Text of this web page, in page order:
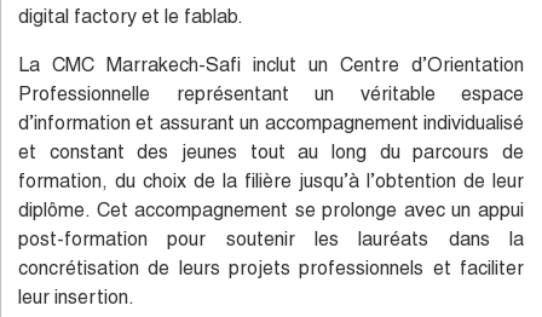
digital factory et le fablab.
La CMC Marrakech-Safi inclut un Centre d’Orientation
Professionnelle représentant un véritable espace
d’information et assurant un accompagnement individualisé
et constant des jeunes tout au long du parcours de
formation, du choix de la filière jusqu’à l’obtention de leur
diplôme. Cet accompagnement se prolonge avec un appui
post-formation pour soutenir les lauréats dans la
concrétisation de leurs projets professionnels et faciliter
leur insertion.